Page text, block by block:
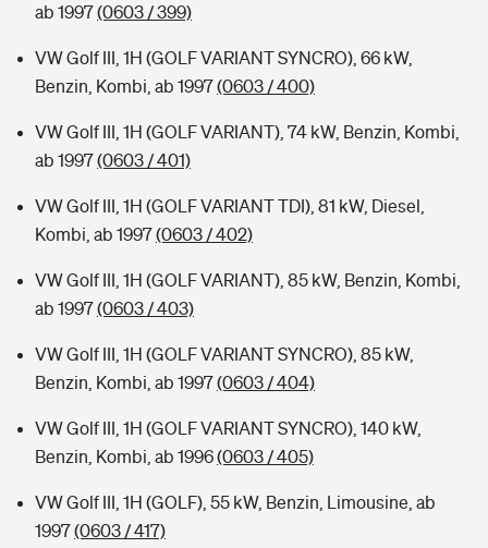
ab 1997(0603 / 399)
VW Golf III, 1H (GOLF VARIANT SYNCRO), 66 kW,
Benzin, Kombi, ab 1997(0603 / 400)
VW Golf III, 1H (GOLF VARIANT), 74 kW, Benzin, Kombi,
ab 1997(0603 / 401)
VW Golf III, 1H (GOLF VARIANT TDI), 81 kW, Diesel,
Kombi, ab 1997(0603 / 402)
VW Golf III, 1H (GOLF VARIANT), 85 kW, Benzin, Kombi,
ab 1997(0603 / 403)
VW Golf III, 1H (GOLF VARIANT SYNCRO), 85 kW,
Benzin, Kombi, ab 1997(0603 / 404)
VW Golf III, 1H (GOLF VARIANT SYNCRO), 140 kW,
Benzin, Kombi, ab 1996(0603 / 405)
VW Golf III, 1H (GOLF), 55 kW, Benzin, Limousine, ab
1997(0603 / 417)